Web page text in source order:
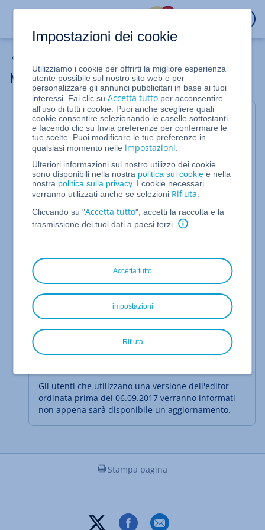
%
MYW_VS for Titel bearbeiten
Chiudi
Puoi visualizzare quale versione dell'editor
stai utilizzando dalla barra di menu nella
parte superiore dello schermo (chiara o
scura)
Barra di menu della versione dell'editor
ordinata prima del06.09.2017:
Seleziona
Barra di menu della versione dell'editor
a partire dal06.09.2017:
Gli utenti che utilizzano una versione dell'editor
ordinata prima del 06.09.2017 verranno informati
non appena sarà disponibile un aggiornamento.
Stampa pagina
Impostazioni dei cookie
Utilizziamo i cookie per offrirti la migliore esperienza
utente possibile sul nostro sito web e per
personalizzare gli annunci pubblicitari in base ai tuoi
interessi. Fai clic suAccetta tutto per acconsentire
all'uso di tutti i cookie. Puoi anche scegliere quali
cookie consentire selezionando le caselle sottostanti
e facendo clic su Invia preferenze per confermare le
tue scelte. Puoi modificare le tue preferenze in
qualsiasi momento nelle impostazioni
Ulteriori informazioni sul nostro utilizzo dei cookie
sono disponibili nella nostra politica sui cookie e nella
nostra politica sulla privacy. I cookie necessari
verranno utilizzati anche se selezioni Rifiuta
Cliccando su "Accetta tutto", accetti la raccolta e la
trasmissione dei tuoi dati a paesi terzi.
Accetta tutto
Rifiuta
impostazioni